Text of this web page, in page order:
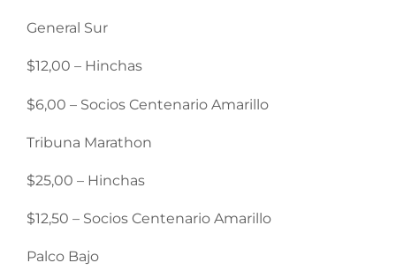
General Sur
$12,00 – Hinchas
$6,00 – Socios Centenario Amarillo
Tribuna Marathon
$25,00 – Hinchas
$12,50 – Socios Centenario Amarillo
Palco Bajo